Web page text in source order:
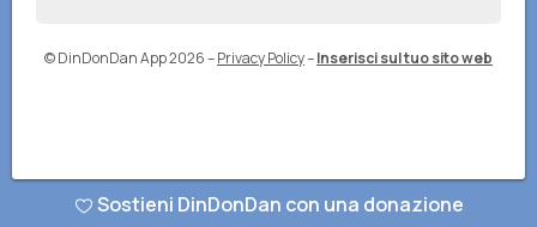
© DinDonDan App 2026–Privacy Policy–Inserisci sul tuo sito web
Sostieni DinDonDan con una donazione